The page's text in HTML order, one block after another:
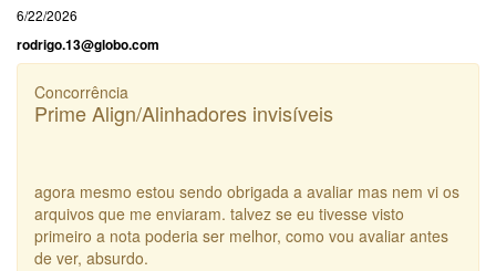
6/22/2026
rodrigo.13@globo.com
Concorrência
Prime Align/Alinhadores invisíveis
agora mesmo estou sendo obrigada a avaliar mas nem vi os
arquivos que me enviaram. talvez se eu tivesse visto
primeiro a nota poderia ser melhor, como vou avaliar antes
de ver, absurdo.